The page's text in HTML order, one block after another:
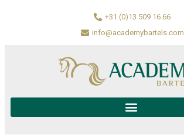
+31 (0)13 509 16 66
info@academybartels.com